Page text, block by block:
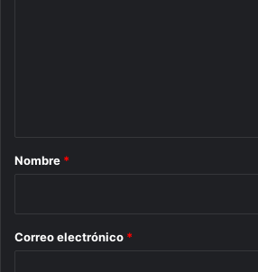
r
*
Nombre *
Correo electrónico *